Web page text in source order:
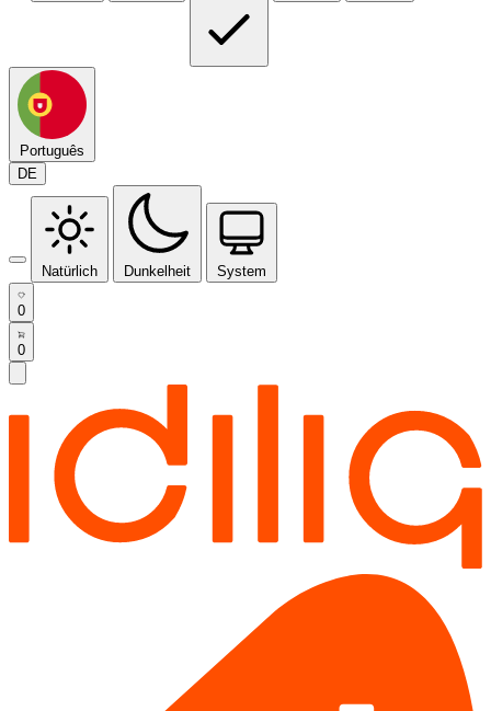
Português
DE
Natürlich Dunkelheit System
0
0